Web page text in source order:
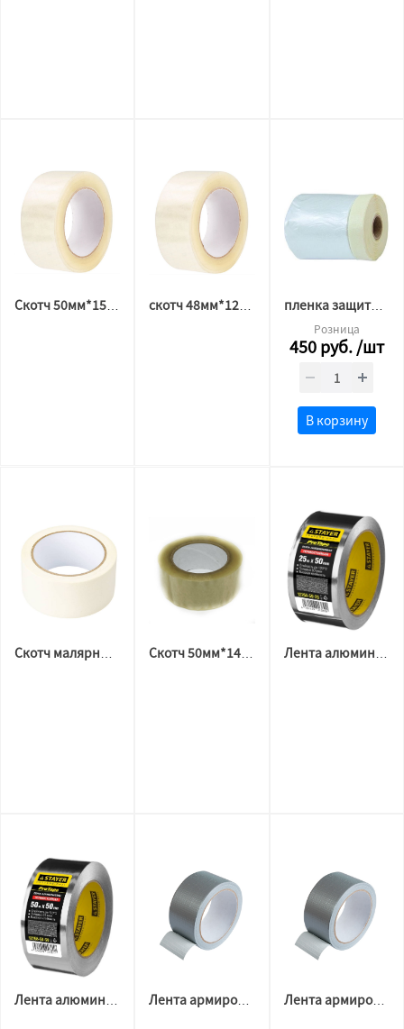
пленка защитная "с клейкой лентой" (2,7*20 м)
Розница
450руб./шт
В корзину
Лента алюминиевая 50*50 Лента армированная 50*50 TPL Лента армированная 50*25 TPL